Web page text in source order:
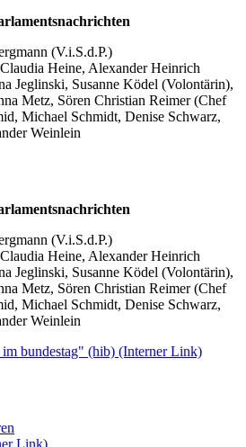
(V.i.S.d.P.)
Heine, Alexander Heinrich
Jeglinski, Susanne Ködel (Volontärin),
Metz, Sören Christian Reimer (Chef
Michael Schmidt, Denise Schwarz,
Weinlein
(V.i.S.d.P.)
Heine, Alexander Heinrich
Jeglinski, Susanne Ködel (Volontärin),
Metz, Sören Christian Reimer (Chef
Michael Schmidt, Denise Schwarz,
Weinlein
bundestag" (hib) (Interner Link)
Link)